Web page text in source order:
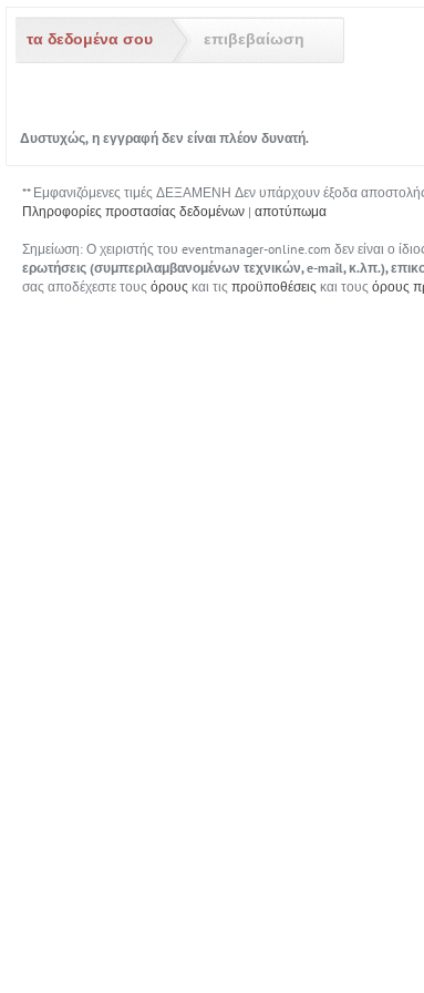
τα δεδομένα σου επιβεβαίωση
Δυστυχώς, η εγγραφή δεν είναι πλέον δυνατή.
** Εμφανιζόμενες τιμές ΔΕΞΑΜΕΝΗ Δεν υπάρχουν έξοδα
Πληροφορίες προστασίας δεδομένων | αποτύπωμα
Σημείωση: Ο χειριστής του eventmanager-online.com δεν είναι ο
ερωτήσεις (συμπεριλαμβανομένων τεχνικών, e-mail, κ.λπ.),
σας αποδέχεστε τους όρους και τις προϋποθέσεις και τους όρους